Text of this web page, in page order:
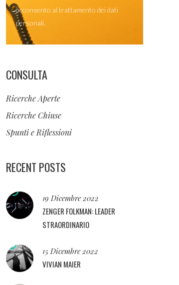
acconsento al trattamento dei dati
personali.
CONSULTA
Ricerche Aperte
Ricerche Chiuse
Spunti e Riflessioni
RECENT POSTS
19 Dicembre 2022
ZENGER FOLKMAN: LEADER
STRAORDINARIO
15 Dicembre 2022
VIVIAN MAIER